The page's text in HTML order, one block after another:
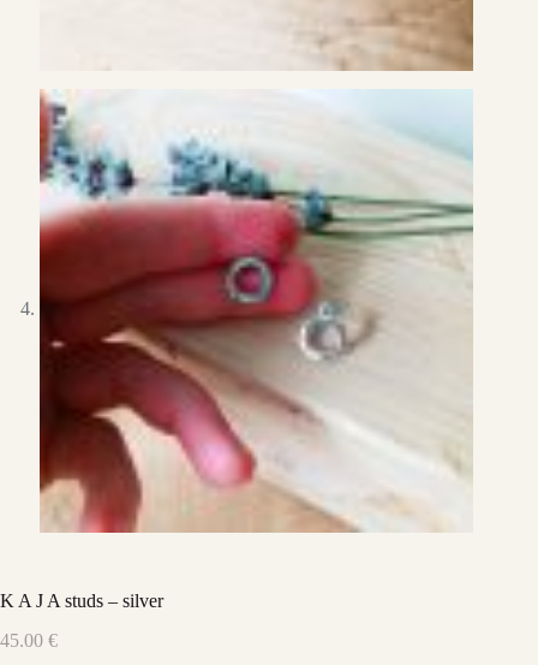
K A J A studs – silver
45.00 €